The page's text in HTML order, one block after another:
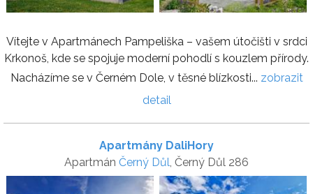
Vítejte v Apartmánech Pampeliška – vašem útočišti v srdci
Krkonoš, kde se spojuje moderní pohodlí s kouzlem přírody.
Nacházíme se v Černém Dole, v těsné blízkosti... zobrazit
detail
Apartmány DaliHory
Apartmán Černý Důl, Černý Důl 286